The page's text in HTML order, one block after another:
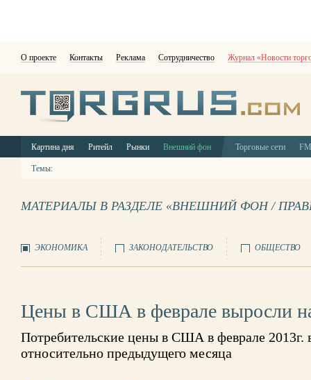
О проекте Контакты Реклама Сотрудничество Журнал «Новости
Картина дня Ритейл Рынки Внешний фон Торговые сети
Темы:
МАТЕРИАЛЫ В РАЗДЕЛЕ «ВНЕШНИЙ ФОН /
ЭКОНОМИКА ЗАКОНОДАТЕЛЬСТВО ОБЩЕСТВО
Цены в США в феврале выросли
Потребительские цены в США в феврале 2013г.
относительно предыдущего месяца